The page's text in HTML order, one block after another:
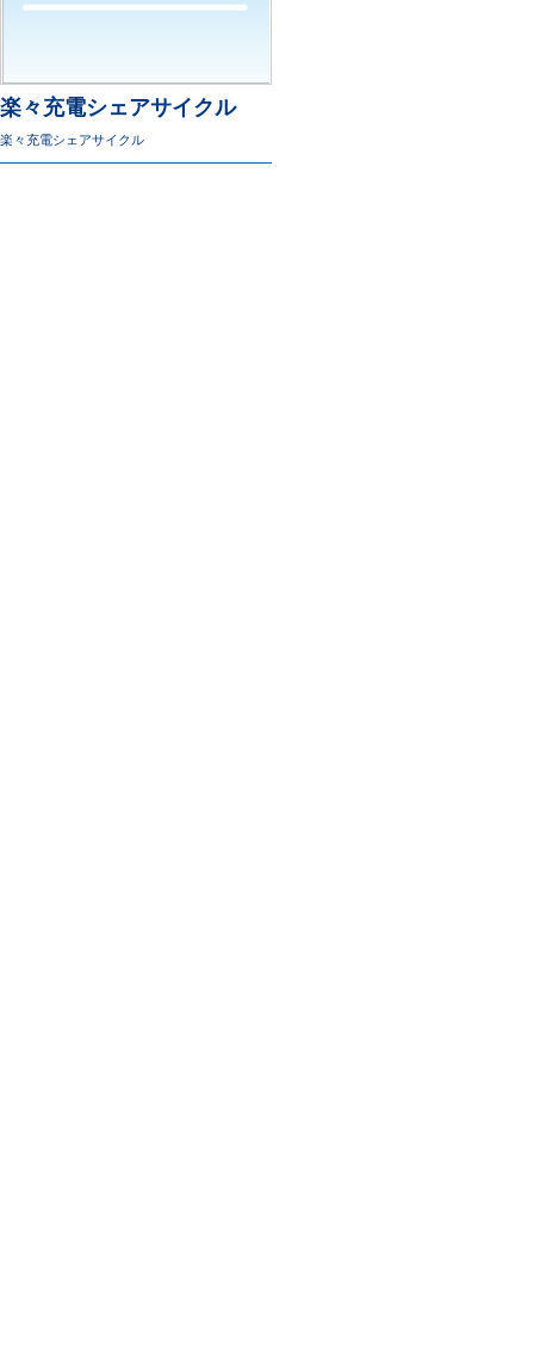
楽々充電シェアサイクル
楽々充電シェアサイクル